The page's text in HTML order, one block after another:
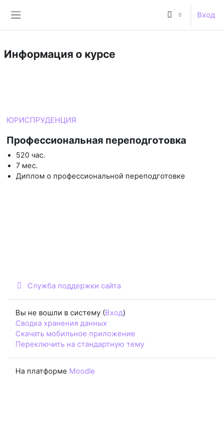
Вход
Информация о курсе
ЮРИСПРУДЕНЦИЯ
Профессиональная переподготовка
520 час.
7 мес.
Диплом о профессиональной переподготовке
Служба поддержки сайта
Вы не вошли в систему (Вход)
Сводка хранения данных
Скачать мобильное приложение
Переключить на стандартную тему
На платформе Moodle